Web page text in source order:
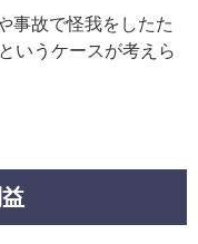
事故で怪我をしたた
いうケースが考えら